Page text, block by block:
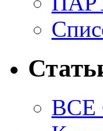
ВСЕ